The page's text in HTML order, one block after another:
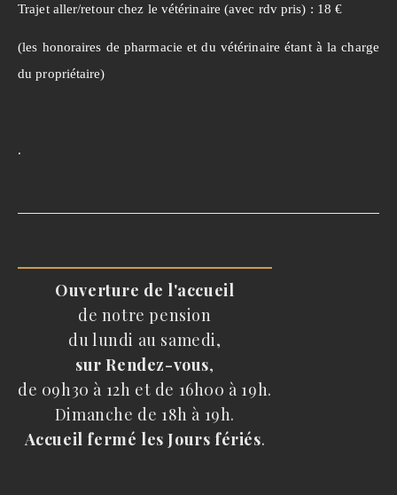
Trajet aller/retour chez le vétérinaire (avec rdv pris) : 18 €
(les honoraires de pharmacie et du vétérinaire étant à la charge
du propriétaire)
.
Ouverture de l'accueil
de notre pension
du lundi au samedi,
sur Rendez-vous,
de 09h30 à 12h et de 16h00 à 19h.
Dimanche de 18h à 19h.
Accueil fermé les Jours fériés.